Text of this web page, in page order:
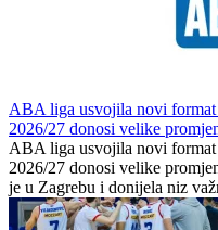
Sloboda sa slobodnih